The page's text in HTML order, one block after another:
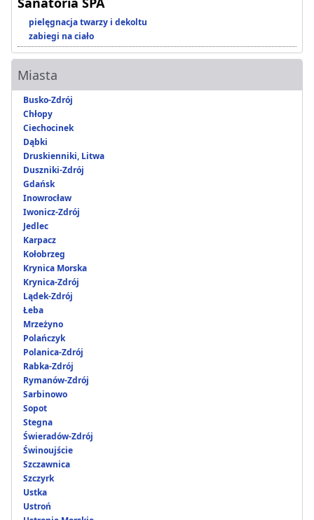
pielęgnacja twarzy i dekoltu
zabiegi na ciało
Miasta
Busko-Zdrój
Chłopy
Ciechocinek
Dąbki
Druskienniki, Litwa
Duszniki-Zdrój
Gdańsk
Inowrocław
Iwonicz-Zdrój
Jedlec
Karpacz
Kołobrzeg
Krynica Morska
Krynica-Zdrój
Lądek-Zdrój
Łeba
Mrzeżyno
Polańczyk
Polanica-Zdrój
Rabka-Zdrój
Rymanów-Zdrój
Sarbinowo
Sopot
Stegna
Świeradów-Zdrój
Świnoujście
Szczawnica
Szczyrk
Ustka
Ustroń